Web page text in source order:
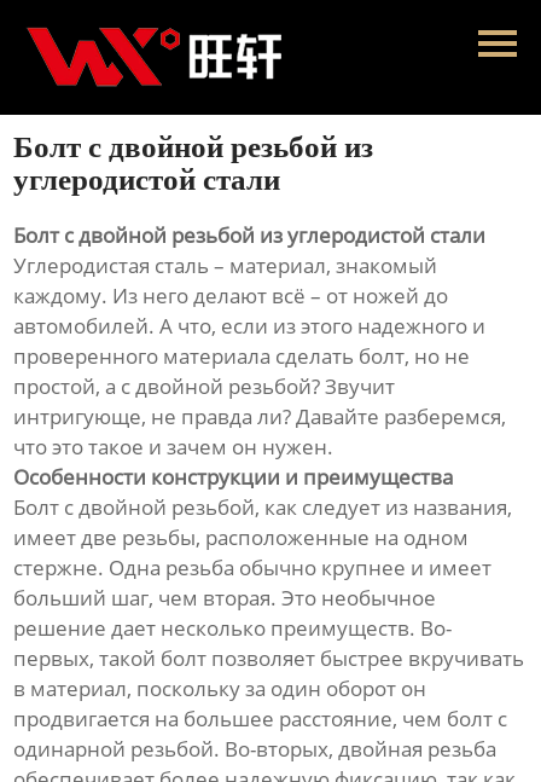
Главная
Продукция
Новости
Контакты
Болт с двойной резьбой из
углеродистой стали
Болт с двойной резьбой из углеродистой стали
Углеродистая сталь – материал, знакомый
каждому. Из него делают всё – от ножей до
автомобилей. А что, если из этого надежного и
проверенного материала сделать болт, но не
простой, а с двойной резьбой? Звучит
интригующе, не правда ли? Давайте разберемся,
что это такое и зачем он нужен.
Особенности конструкции и преимущества
Болт с двойной резьбой, как следует из названия,
имеет две резьбы, расположенные на одном
стержне. Одна резьба обычно крупнее и имеет
больший шаг, чем вторая. Это необычное
решение дает несколько преимуществ. Во-
первых, такой болт позволяет быстрее вкручивать
в материал, поскольку за один оборот он
продвигается на большее расстояние, чем болт с
одинарной резьбой. Во-вторых, двойная резьба